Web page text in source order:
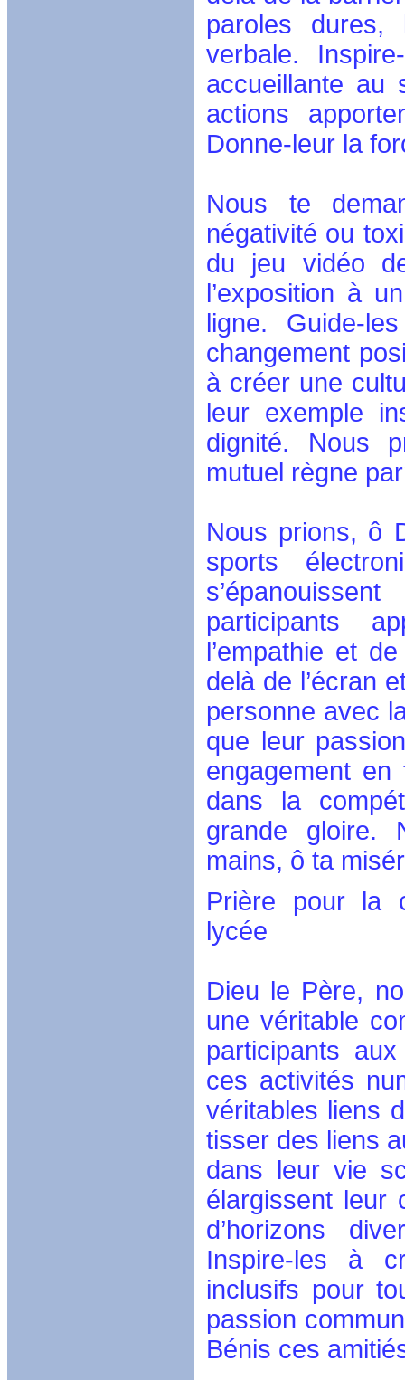
paroles dures,
verbale.
accueillante au
actions
Donne-leur la
Nous te
négativité ou
du jeu vidéo
l’exposition à
ligne. Guide-
changement
à créer une
leur exemple
dignité. Nous
mutuel règne
Nous prions, ô
sports
participants
l’empathie et
delà de l’écran
personne avec
que leur
engagement
dans la
grande gloire.
mains, ô ta
Prière pour la
lycée
Dieu le Père,
une véritable
participants
ces activités
véritables liens
tisser des liens
dans leur vie
élargissent leur
d’horizons
Inspire-les à
inclusifs pour
passion
Bénis ces